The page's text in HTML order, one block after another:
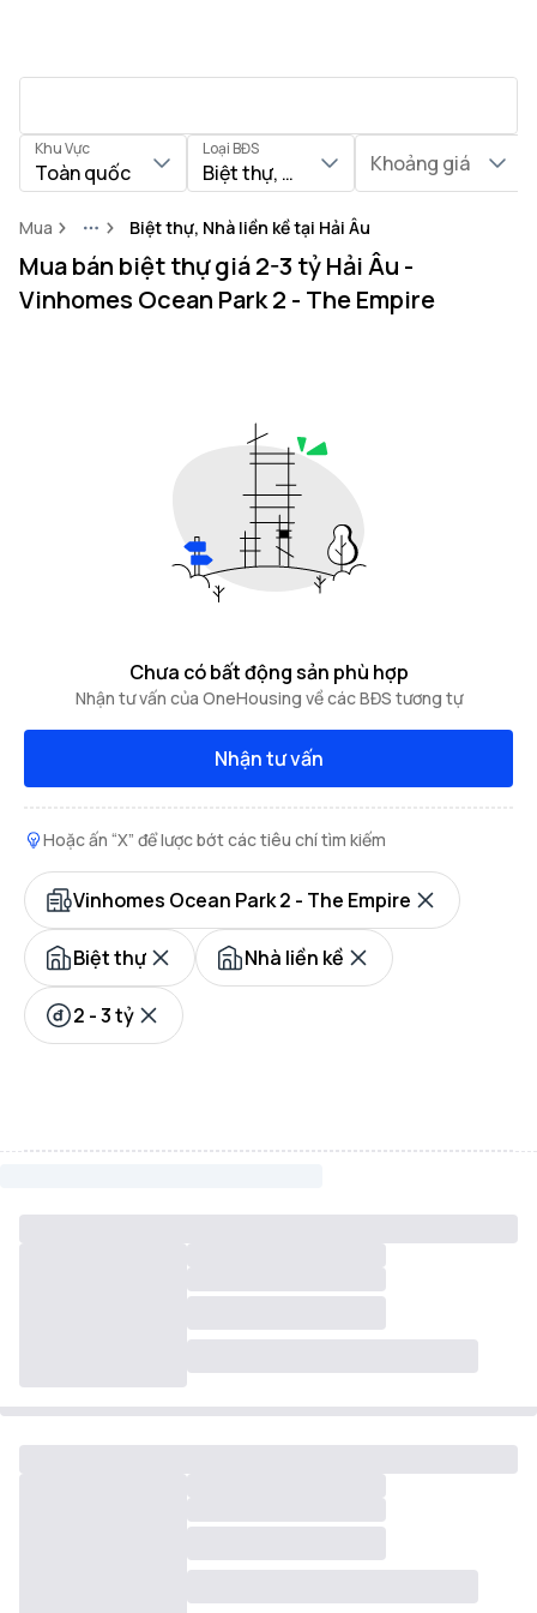
Khu Vực
Toàn quốc
Loại BĐS
Biệt thự, Nhà liền kềKhoảng giá
Mua MoreBiệt thự, Nhà liền kề tại Hải Âu
Mua bán biệt thự giá 2-3 tỷ Hải Âu -
Vinhomes Ocean Park 2 - The Empire
Chưa có bất động sản phù hợp
Nhận tư vấn của OneHousing về các BĐS tương tự
Nhận tư vấn
Hoặc ấn “X” để lược bớt các tiêu chí tìm kiếm
Vinhomes Ocean Park 2 - The Empire
Biệt thự Nhà liền kề
2 - 3 tỷ